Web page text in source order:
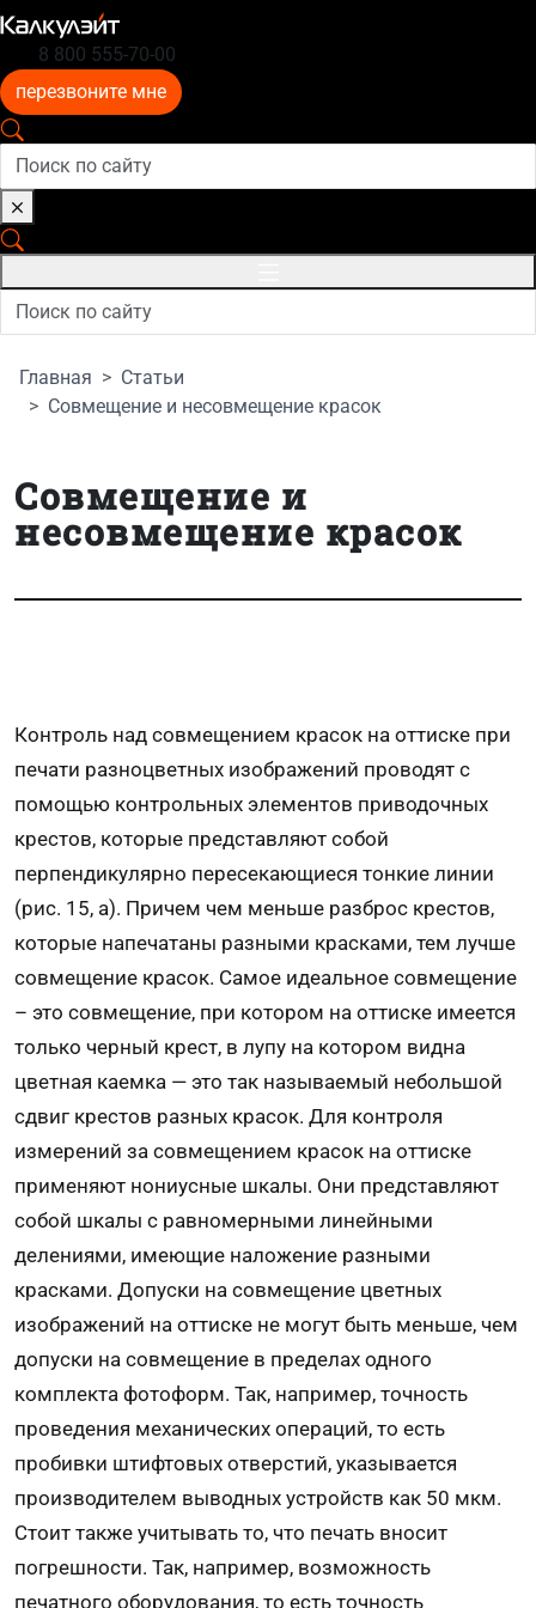
8 800 555-70-00
перезвоните мне
Главная
Статьи
Совмещение и несовмещение красок
Совмещение и
несовмещение красок
Контроль над совмещением красок на оттиске при
печати разноцветных изображений проводят с
помощью контрольных элементов приводочных
крестов, которые представляют собой
перпендикулярно пересекающиеся тонкие линии
(рис. 15, а). Причем чем меньше разброс крестов,
которые напечатаны разными красками, тем лучше
совмещение красок. Самое идеальное совмещение
– это совмещение, при котором на оттиске имеется
только черный крест, в лупу на котором видна
цветная каемка — это так называемый небольшой
сдвиг крестов разных красок. Для контроля
измерений за совмещением красок на оттиске
применяют нониусные шкалы. Они представляют
собой шкалы с равномерными линейными
делениями, имеющие наложение разными
красками. Допуски на совмещение цветных
изображений на оттиске не могут быть меньше, чем
допуски на совмещение в пределах одного
комплекта фотоформ. Так, например, точность
проведения механических операций, то есть
пробивки штифтовых отверстий, указывается
производителем выводных устройств как 50 мкм.
Стоит также учитывать то, что печать вносит
погрешности. Так, например, возможность
печатного оборудования, то есть точность